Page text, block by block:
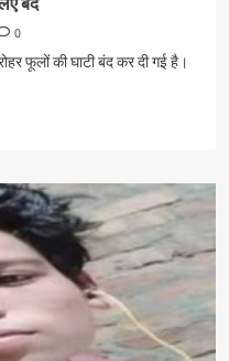
0
फूलों की घाटी बंद कर दी गई है।